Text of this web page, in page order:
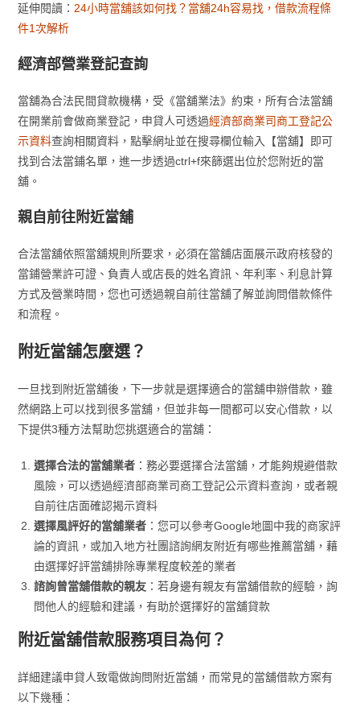
延伸閱讀： 24小時當舖該如何找？當舖24h容易找，借款流程條
件1次解析
經濟部營業登記查詢
當舖為合法民間貸款機構，受《當舖業法》約束，所有合法當舖
在開業前會做商業登記，申貸人可透過經濟部商業司商工登記公
示資料查詢相關資料，點擊網址並在搜尋欄位輸入【當舖】即可
找到合法當鋪名單，進一步透過ctrl+f來篩選出位於您附近的當
舖。
親自前往附近當舖
合法當舖依照當舖規則所要求，必須在當舖店面展示政府核發的
當鋪營業許可證、負責人或店長的姓名資訊、年利率、利息計算
方式及營業時間，您也可透過親自前往當舖了解並詢問借款條件
和流程。
附近當舖怎麼選？
一旦找到附近當舖後，下一步就是選擇適合的當舖申辦借款，雖
然網路上可以找到很多當舖，但並非每一間都可以安心借款，以
下提供3種方法幫助您挑選適合的當舖：
選擇合法的當舖業者 ：務必要選擇合法當舖，才能夠規避借款
風險，可以透過經濟部商業司商工登記公示資料查詢，或者親
自前往店面確認揭示資料
選擇風評好的當舖業者 ：您可以參考Google地圖中我的商家評
論的資訊，或加入地方社團諮詢網友附近有哪些推薦當舖，藉
由選擇好評當舖排除專業程度較差的業者
諮詢曾當舖借款的親友 ：若身邊有親友有當舖借款的經驗，詢
問他人的經驗和建議，有助於選擇好的當舖貸款
附近當舖借款服務項目為何？
詳細建議申貸人致電做詢問附近當舖，而常見的當舖借款方案有
以下幾種：